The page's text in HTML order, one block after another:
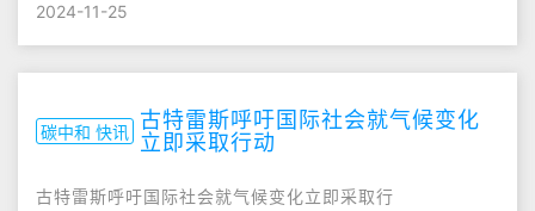
2024-11-25
碳中和 快讯 古特雷斯呼吁国际社会就气候变化
立即采取行动
古特雷斯呼吁国际社会就气候变化立即采取行